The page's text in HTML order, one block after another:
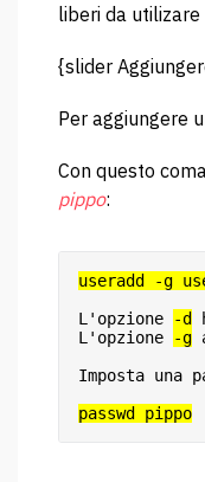
liberi da utilizare
{slider
Per aggiungere
Con questo
pippo:
useradd -g
L'opzione
-d
L'opzione
-g
Imposta una
passwd pippo